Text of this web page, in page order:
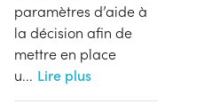
paramètres d’aide à
la décision afin de
mettre en place
u... Lire plus